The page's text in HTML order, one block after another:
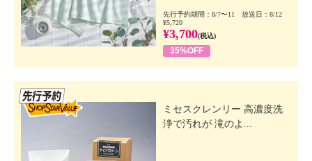
先行予約期間：8/7〜11 放送日：8/12
¥5,720
¥3,700(税込)
35%OFF
ミセスクレンリー 高濃度洗
浄で汚れが 滝のよ...